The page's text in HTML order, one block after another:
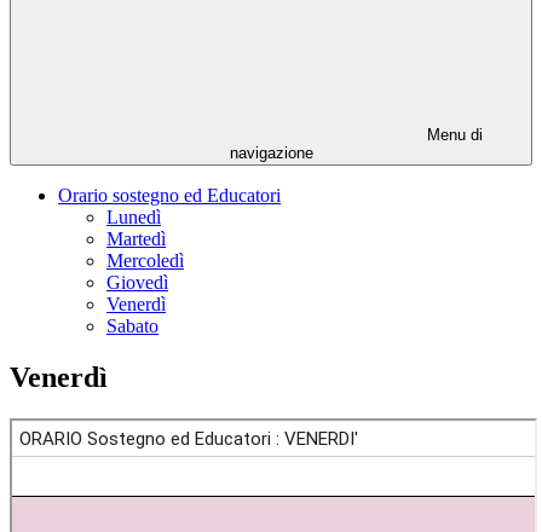
Menu di
navigazione
Orario sostegno ed Educatori
Lunedì
Martedì
Mercoledì
Giovedì
Venerdì
Sabato
Venerdì